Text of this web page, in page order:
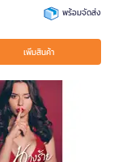
พร้อมจัดส่ง
เพิ่มสินค้า